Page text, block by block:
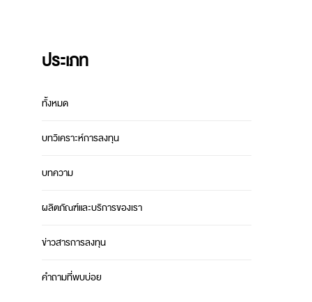
ประเภท
ทั้งหมด
บทวิเคราะห์การลงทุน
บทความ
ผลิตภัณฑ์และบริการของเรา
ข่าวสารการลงทุน
คำถามที่พบบ่อย